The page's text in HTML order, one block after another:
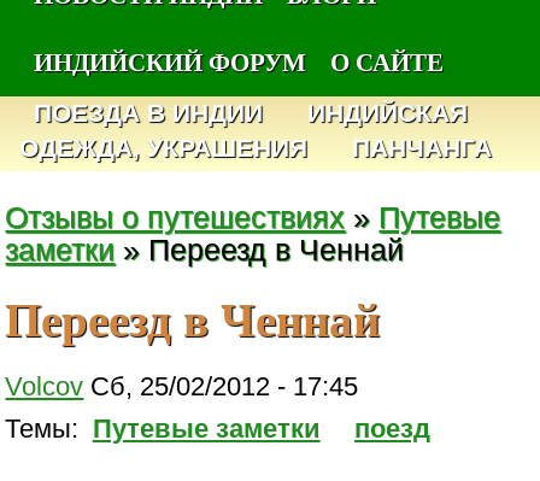
ИНДИЙСКИЙ ФОРУМ
О САЙТЕ
ПОЕЗДА В ИНДИИ
ИНДИЙСКАЯ
ОДЕЖДА, УКРАШЕНИЯ
ПАНЧАНГА
Отзывы о путешествиях » Путевые
заметки » Переезд в Ченнай
Переезд в Ченнай
Volcov Сб, 25/02/2012 - 17:45
Темы: Путевые заметки поезд